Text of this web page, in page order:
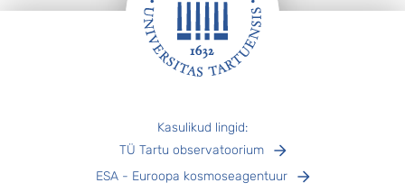
Kasulikud lingid:
TÜ Tartu observatoorium
ESA - Euroopa kosmoseagentuur